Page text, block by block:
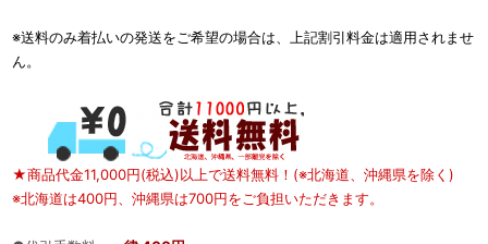
※送料のみ着払いの発送をご希望の場合は、上記割引料金は適用されませ
ん。
★商品代金11,000円(税込)以上で送料無料！(※北海道、沖縄県を除く)
※北海道は400円、沖縄県は700円をご負担いただきます。